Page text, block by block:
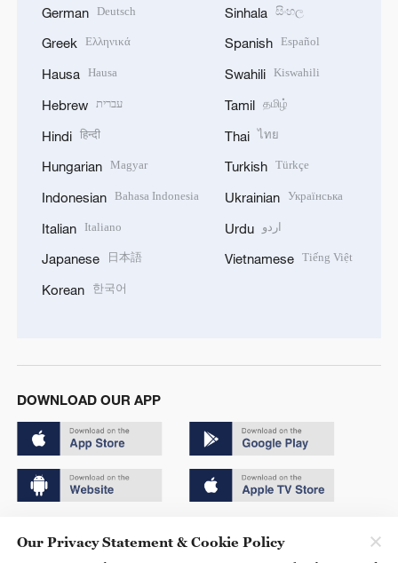
German Deutsch
Greek Ελληνικά
Hausa Hausa
Hebrew עברית
Hindi हिन्दी
Hungarian Magyar
Indonesian Bahasa Indonesia
Italian Italiano
Japanese 日本語
Korean 한국어
Sinhala සිංහල
Spanish Español
Swahili Kiswahili
Tamil தமிழ்
Thai ไทย
Turkish Türkçe
Ukrainian Українська
Urdu اردو
Vietnamese Tiếng Việt
DOWNLOAD OUR APP
京ICP备20000184号
Our Privacy Statement & Cookie Policy